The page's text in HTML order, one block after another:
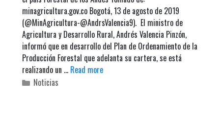
minagricultura.gov.co ​Bogotá, 13 de agosto de 2019
(@MinAgricultura-@AndrsValencia9). El ministro de
Agricultura y Desarrollo Rural, Andrés Valencia Pinzón,
informó que en desarrollo del Plan de Ordenamiento de la
Producción Forestal que adelanta su cartera, se está
realizando un … Read more
C
Noticias